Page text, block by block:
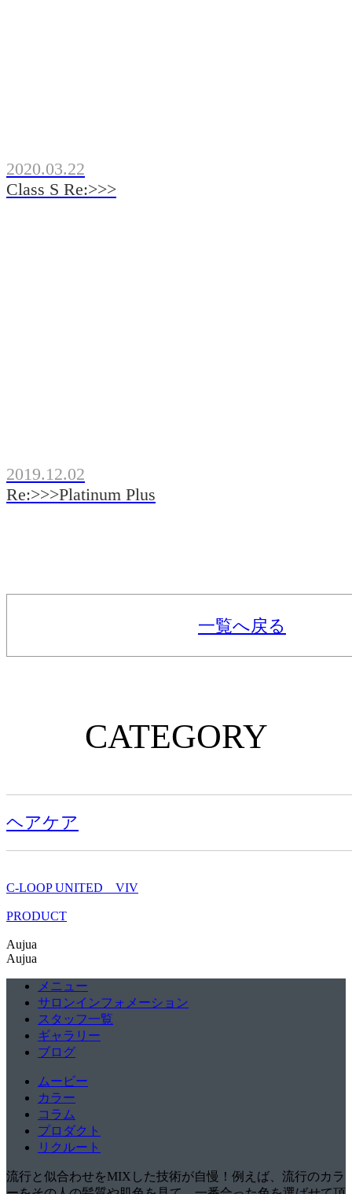
2020.03.22
Class S Re:>>>
2019.12.02
Re:>>>Platinum Plus
一覧へ戻る
CATEGORY
ヘアケア
C-LOOP UNITED VIV
PRODUCT
Aujua
Aujua
メニュー
サロンインフォメーション
スタッフ一覧
ギャラリー
ブログ
ムービー
カラー
コラム
プロダクト
リクルート
流行と似合わせをMIXした技術が自慢！例えば、流行のカラ